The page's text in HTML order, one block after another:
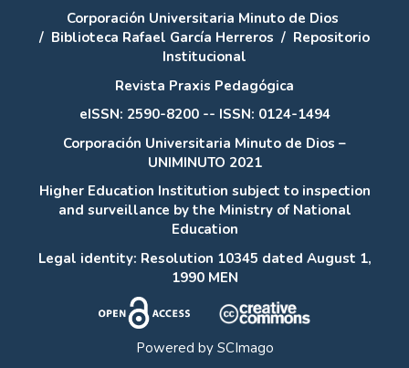
Corporación Universitaria Minuto de Dios
/ Biblioteca Rafael García Herreros / Repositorio
Institucional
Revista Praxis Pedagógica
eISSN: 2590-8200 -- ISSN: 0124-1494
Corporación Universitaria Minuto de Dios –
UNIMINUTO 2021
Higher Education Institution subject to inspection
and surveillance by the Ministry of National
Education
Legal identity: Resolution 10345 dated August 1,
1990 MEN
Powered by SCImago